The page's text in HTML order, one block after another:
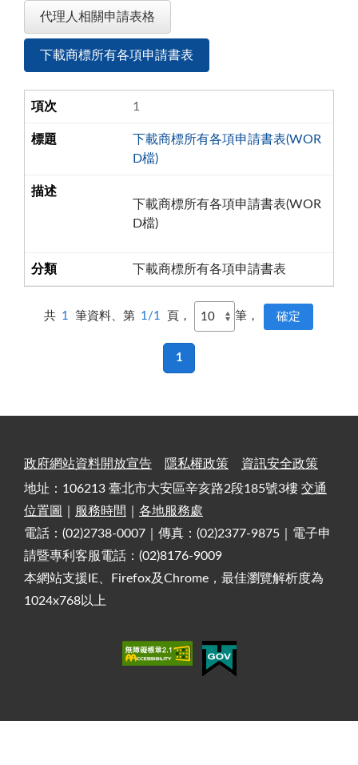
代理人相關申請表格
下載商標所有各項申請書表
1
下載商標所有各項申請書表(WOR
D檔)
下載商標所有各項申請書表(WOR
D檔)
下載商標所有各項申請書表
共 1 筆資料、第 1/1 頁， 筆，
1
政府網站資料開放宣告 隱私權政策
資訊安全政策
地址：106213 臺北市大安區辛亥路2段185號3樓 交通
位置圖
服務時間
各地服務處
電話：(02)2738-0007｜傳真：(02)2377-9875｜電子申
請暨專利客服電話：(02)8176-9009
本網站支援IE、Firefox及Chrome，最佳瀏覽解析度為
1024x768以上